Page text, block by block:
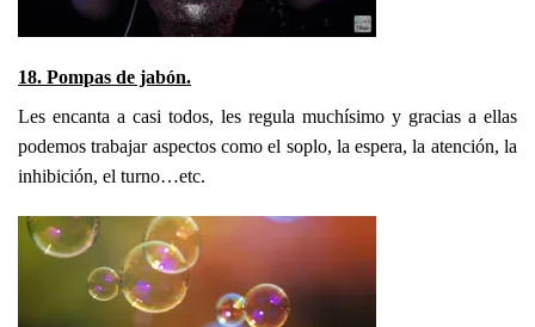
18. Pompas de jabón.
Les encanta a casi todos, les regula muchísimo y gracias a ellas
podemos trabajar aspectos como el soplo, la espera, la atención, la
inhibición, el turno…etc.